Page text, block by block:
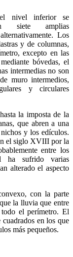
nivel inferior se
siete amplias
Los
y de columnas,
excepto en las
bóvedas, el
intermedias no son
muro intermedios,
y circulares
la imposta de la
que abren a una
y los edículos.
el siglo XVIII por la
entre los
ha sufrido varias
alterado el aspecto
con la parte
la lluvia que entre
el perímetro. El
en los que
más pequeños.